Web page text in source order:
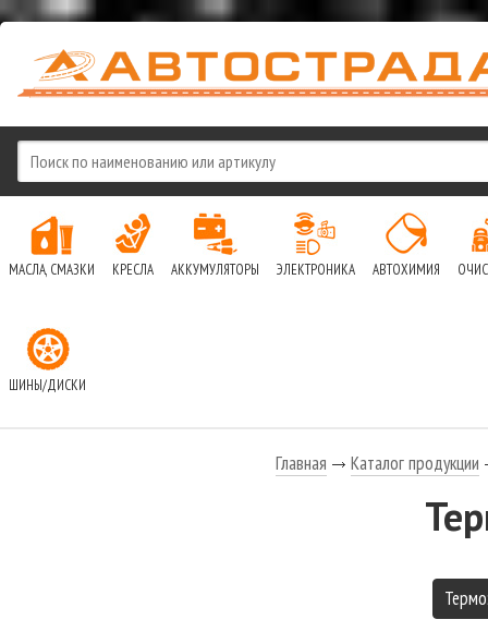
МАСЛА, СМАЗКИ КРЕСЛА АККУМУЛЯТОРЫ ЭЛЕКТРОНИКА АВТОХИМИЯ
ШИНЫ/ДИСКИ
Главная Каталог продукции